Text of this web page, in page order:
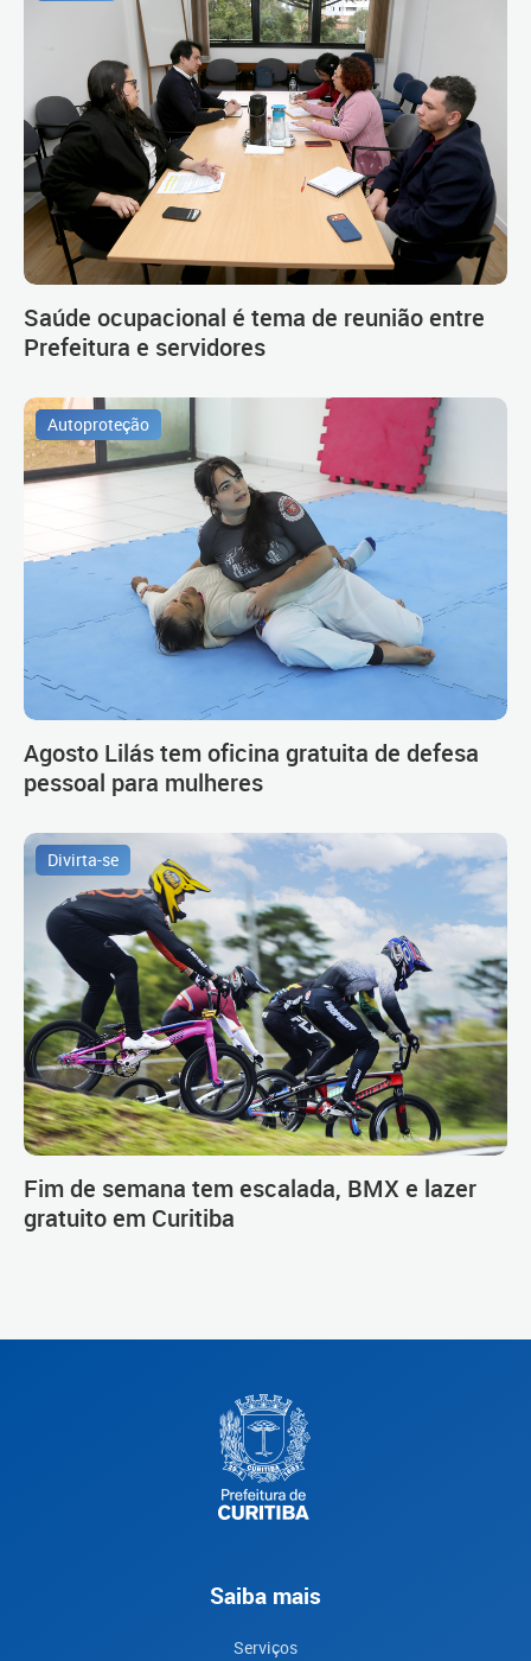
Saúde ocupacional é tema de reunião entre
Prefeitura e servidores
Autoproteção
Agosto Lilás tem oficina gratuita de defesa
pessoal para mulheres
Divirta-se
Fim de semana tem escalada, BMX e lazer
gratuito em Curitiba
Saiba mais
Serviços